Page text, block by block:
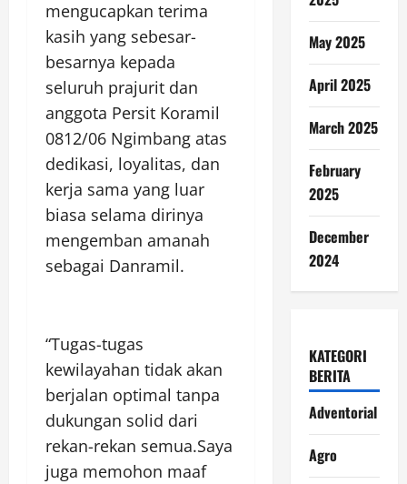
mengucapkan terima
kasih yang sebesar-
besarnya kepada
seluruh prajurit dan
anggota Persit Koramil
0812/06 Ngimbang atas
dedikasi, loyalitas, dan
kerja sama yang luar
biasa selama dirinya
mengemban amanah
sebagai Danramil.
“Tugas-tugas
kewilayahan tidak akan
berjalan optimal tanpa
dukungan solid dari
rekan-rekan semua.Saya
juga memohon maaf
May 2025
April 2025
March 2025
February
2025
December
2024
KATEGORI
BERITA
Adventorial
Agro